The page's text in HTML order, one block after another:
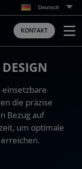
Deutsch
KONTAKT
die präzise
Bezug auf
um optimale